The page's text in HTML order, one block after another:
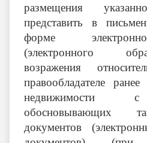
размещения
представить в
форме
(электронного
возражения
правообладателе
недвижимости
обосновывающих
документов